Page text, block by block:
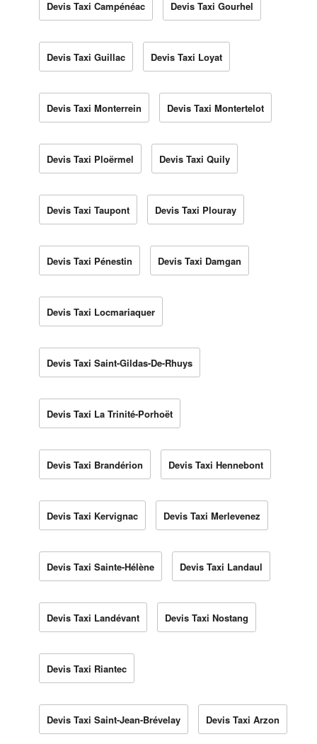
Devis Taxi Campénéac Devis Taxi Gourhel
Devis Taxi Guillac Devis Taxi Loyat
Devis Taxi Monterrein Devis Taxi Montertelot
Devis Taxi Ploërmel Devis Taxi Quily
Devis Taxi Taupont Devis Taxi Plouray
Devis Taxi Pénestin Devis Taxi Damgan
Devis Taxi Locmariaquer
Devis Taxi Saint-Gildas-De-Rhuys
Devis Taxi La Trinité-Porhoët
Devis Taxi Brandérion Devis Taxi Hennebont
Devis Taxi Kervignac Devis Taxi Merlevenez
Devis Taxi Sainte-Hélène Devis Taxi Landaul
Devis Taxi Landévant Devis Taxi Nostang
Devis Taxi Riantec
Devis Taxi Saint-Jean-Brévelay Devis Taxi Arzon